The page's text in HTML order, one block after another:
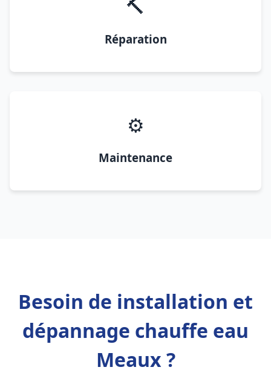
🔨
Réparation
⚙️
Maintenance
Besoin de installation et
dépannage chauffe eau
Meaux ?